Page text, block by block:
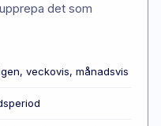
det som
veckovis, månadsvis